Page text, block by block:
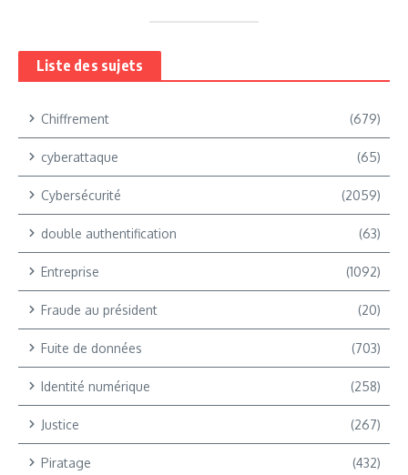
Liste des sujets
Chiffrement (679)
cyberattaque (65)
Cybersécurité (2059)
double authentification (63)
Entreprise (1092)
Fraude au président (20)
Fuite de données (703)
Identité numérique (258)
Justice (267)
Piratage (432)